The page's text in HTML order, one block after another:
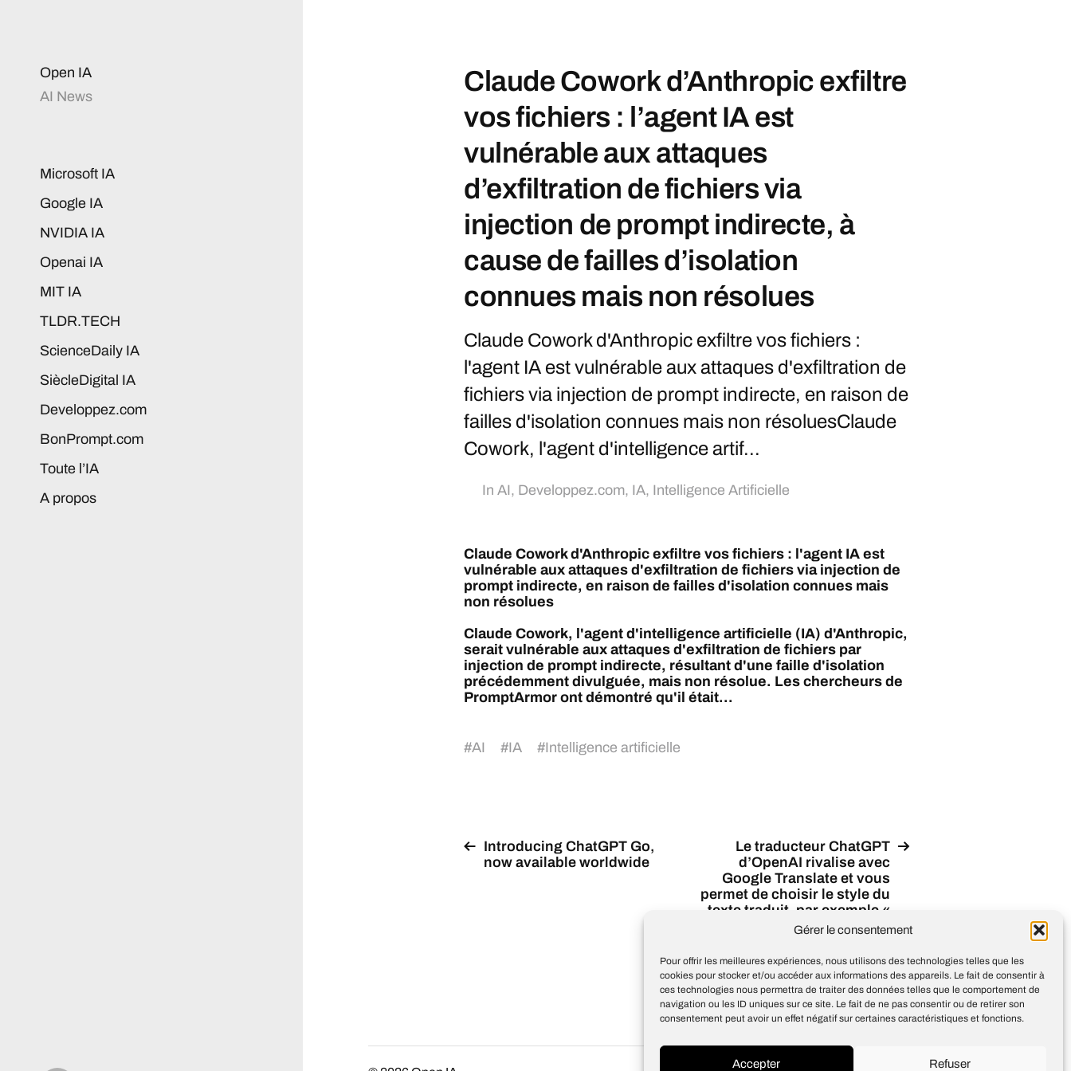
Gérer le consentement
Pour offrir les meilleures expériences, nous utilisons des technologies telles que les
cookies pour stocker et/ou accéder aux informations des appareils. Le fait de consentir à
ces technologies nous permettra de traiter des données telles que le comportement de
navigation ou les ID uniques sur ce site. Le fait de ne pas consentir ou de retirer son
consentement peut avoir un effet négatif sur certaines caractéristiques et fonctions.
Accepter Refuser
Open IA
AI News
Microsoft IA
Google IA
NVIDIA IA
Openai IA
MIT IA
TLDR.TECH
ScienceDaily IA
SiècleDigital IA
Developpez.com
BonPrompt.com
Toute l’IA
A propos
Claude Cowork d’Anthropic exfiltre
vos fichiers : l’agent IA est
vulnérable aux attaques
d’exfiltration de fichiers via
injection de prompt indirecte, à
cause de failles d’isolation
connues mais non résolues
Claude Cowork d'Anthropic exfiltre vos fichiers :
l'agent IA est vulnérable aux attaques d'exfiltration de
fichiers via injection de prompt indirecte, en raison de
failles d'isolation connues mais non résoluesClaude
Cowork, l'agent d'intelligence artif...
In AI, Developpez.com, IA, Intelligence Artificielle
Claude Cowork d'Anthropic exfiltre vos fichiers : l'agent IA est
vulnérable aux attaques d'exfiltration de fichiers via injection de
prompt indirecte, en raison de failles d'isolation connues mais
non résolues
Claude Cowork, l'agent d'intelligence artificielle (IA) d'Anthropic,
serait vulnérable aux attaques d'exfiltration de fichiers par
injection de prompt indirecte, résultant d'une faille d'isolation
précédemment divulguée, mais non résolue. Les chercheurs de
PromptArmor ont démontré qu'il était...
#AI #IA #Intelligence artificielle
Introducing ChatGPT Go,
now available worldwide
Le traducteur ChatGPT
d’OpenAI rivalise avec
Google Translate et vous
permet de choisir le style du
texte traduit, par exemple «
professionnel », «
fluide »